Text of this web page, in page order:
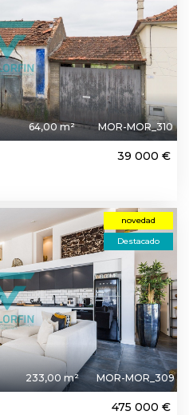
64,00 m² MOR-MOR_310
39 000 €
novedad
Destacado
233,00 m² MOR-MOR_309
475 000 €